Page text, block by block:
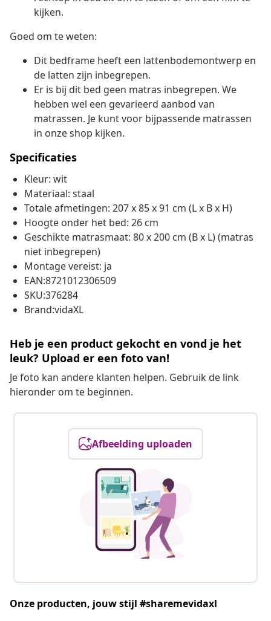
kijken.
Goed om te weten:
Dit bedframe heeft een lattenbodemontwerp en
de latten zijn inbegrepen.
Er is bij dit bed geen matras inbegrepen. We
hebben wel een gevarieerd aanbod van
matrassen. Je kunt voor bijpassende matrassen
in onze shop kijken.
Specificaties
Kleur: wit
Materiaal: staal
Totale afmetingen: 207 x 85 x 91 cm (L x B x H)
Hoogte onder het bed: 26 cm
Geschikte matrasmaat: 80 x 200 cm (B x L) (matras
niet inbegrepen)
Montage vereist: ja
EAN:8721012306509
SKU:376284
Brand:vidaXL
Heb je een product gekocht en vond je het
leuk? Upload er een foto van!
Je foto kan andere klanten helpen. Gebruik de link
hieronder om te beginnen.
Afbeelding uploaden
Onze producten, jouw stijl #sharemevidaxl